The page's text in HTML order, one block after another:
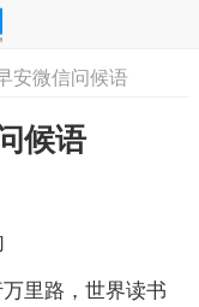
学习计划
安微信问候语
候语
里路，世界读书